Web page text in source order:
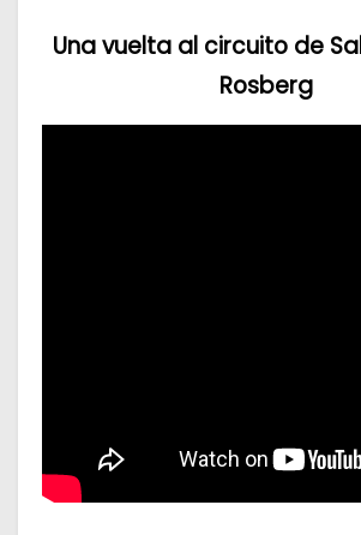
Una vuelta al circuito de
Rosberg